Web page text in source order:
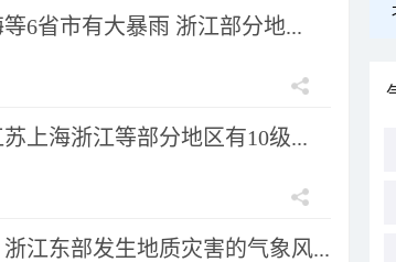
6省市有大暴雨 浙江部分地...
上海浙江等部分地区有10级...
江东部发生地质灾害的气象风...